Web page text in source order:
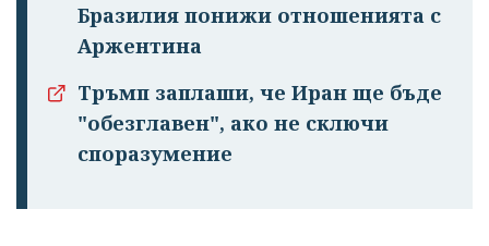
Бразилия понижи отношенията с
Аржентина
Тръмп заплаши, че Иран ще бъде
"обезглавен", ако не сключи
споразумение